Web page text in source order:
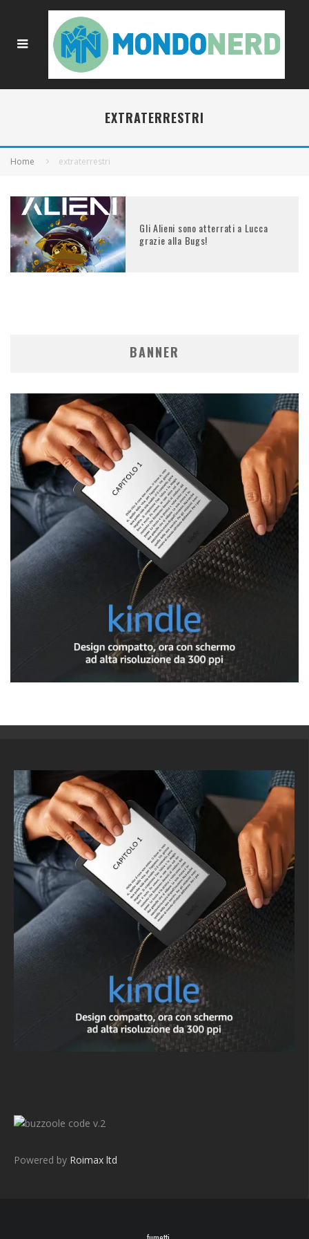
EXTRATERRESTRI
Home extraterrestri
Gli Alieni sono atterrati a Lucca
grazie alla Bugs!
BANNER
v.2
Powered by Roimax ltd